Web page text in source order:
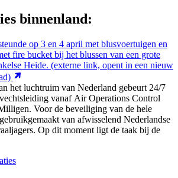
binnenland:
op 3 en 4 april met blusvoertuigen en
fire bucket bij het blussen van een grote
Heide. (externe link, opent in een nieuw
het luchtruim van Nederland gebeurt 24/7
vanaf Air Operations Control
Voor de beveiliging van de hele
van afwisselend Nederlandse
Op dit moment ligt de taak bij de